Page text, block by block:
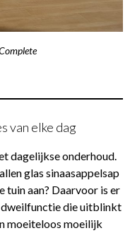
van elke dag
dagelijkse onderhoud.
glas sinaasappelsap
aan? Daarvoor is er
die uitblinkt
moeiteloos moeilijk